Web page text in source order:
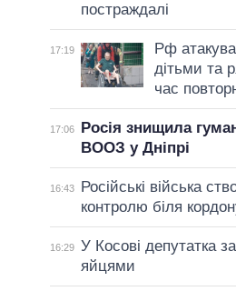
постраждалі
17:19
Рф
дітьми та
час
17:06
Росія знищила
ВООЗ у Дніпрі
16:43
Російські війська
контролю біля
16:29 У Косові депутатка
яйцями